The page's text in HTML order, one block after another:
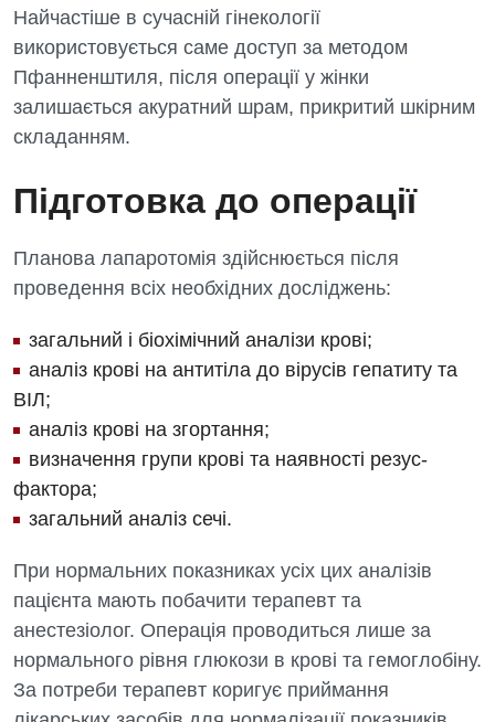
Відео
Мамографія
Нейросонографія
Рентгенографія
Для дорослих
Акушерство і гінекологія
Алергологія, імунологія
Андрологія
Безоплатні послуги
Вакцинація
Відділення кардіосудинної патології та неврології
Відділення невідкладних станів
Гастроентерологія
Гінекологічне відділення
Денний стаціонар
Денний стаціонар
Діагностичне відділення
Ендоскопічне відділення
Офтальмологічне відділення
Педіатричне відділення
Травматологічне відділення
Урологічне відділення
Хірургічне відділення
Швидка медична допомога
Декларування
Українська
Російська
Найчастіше в сучасній гінекології
використовується саме доступ за методом
Пфанненштиля, після операції у жінки
залишається акуратний шрам, прикритий шкірним
складанням.
Підготовка до операції
Планова лапаротомія здійснюється після
проведення всіх необхідних досліджень:
загальний і біохімічний аналізи крові;
аналіз крові на антитіла до вірусів гепатиту та
ВІЛ;
аналіз крові на згортання;
визначення групи крові та наявності резус-
фактора;
загальний аналіз сечі.
При нормальних показниках усіх цих аналізів
пацієнта мають побачити терапевт та
анестезіолог. Операція проводиться лише за
нормального рівня глюкози в крові та гемоглобіну.
За потреби терапевт коригує приймання